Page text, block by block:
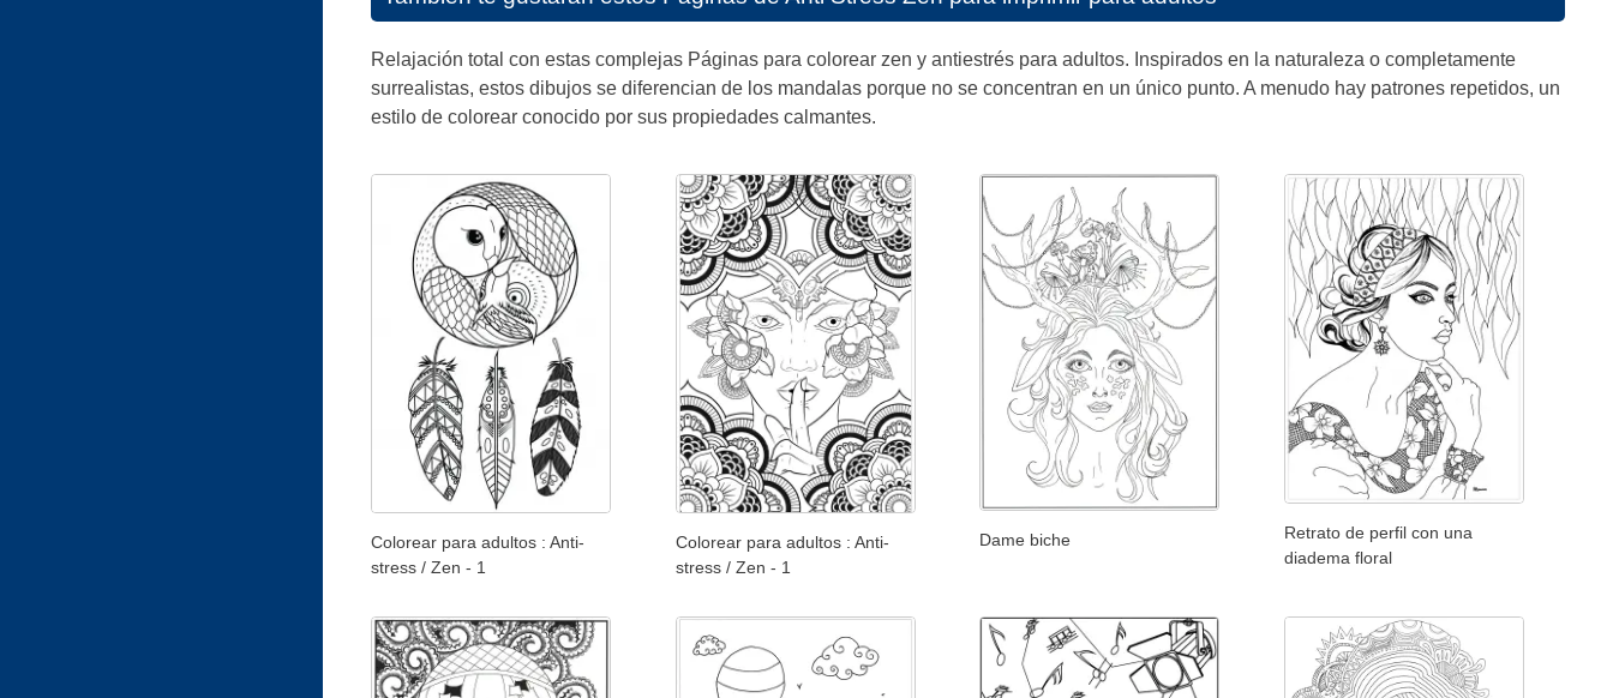
Relajación total con estas complejas Páginas para colorear zen y antiestrés para adultos. Inspirados en la naturaleza o completamente
surrealistas, estos dibujos se diferencian de los mandalas porque no se concentran en un único punto. A menudo hay patrones repetidos, un
estilo de colorear conocido por sus propiedades calmantes.
Colorear para adultos : Anti-
stress / Zen - 1
Colorear para adultos : Anti-
stress / Zen - 1
Dame biche
Retrato de perfil con una
diadema floral